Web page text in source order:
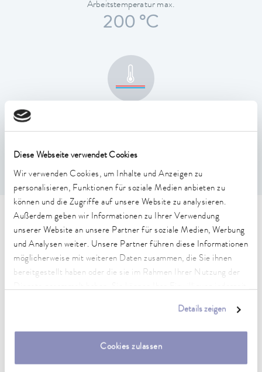
Diese Webseite verwendet Cookies
Wir verwenden Cookies, um Inhalte und Anzeigen zu
personalisieren, Funktionen für soziale Medien anbieten zu
können und die Zugriffe auf unsere Website zu analysieren.
Außerdem geben wir Informationen zu Ihrer Verwendung
unserer Website an unsere Partner für soziale Medien, Werbung
und Analysen weiter. Unsere Partner führen diese Informationen
möglicherweise mit weiteren Daten zusammen, die Sie ihnen
bereitgestellt haben oder die sie im Rahmen Ihrer Nutzung der
Details zeigen
Cookies zulassen
Arbeitstemperatur max.
200 °C
Technische Merkmale (nach
DIN 12876)
-20 ... 200 °C